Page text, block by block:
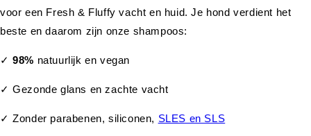
voor een Fresh & Fluffy vacht en huid. Je hond verdient het
beste en daarom zijn onze shampoos:
✓98% natuurlijk en vegan
✓ Gezonde glans en zachte vacht
✓ Zonder parabenen, siliconen, SLES en SLS